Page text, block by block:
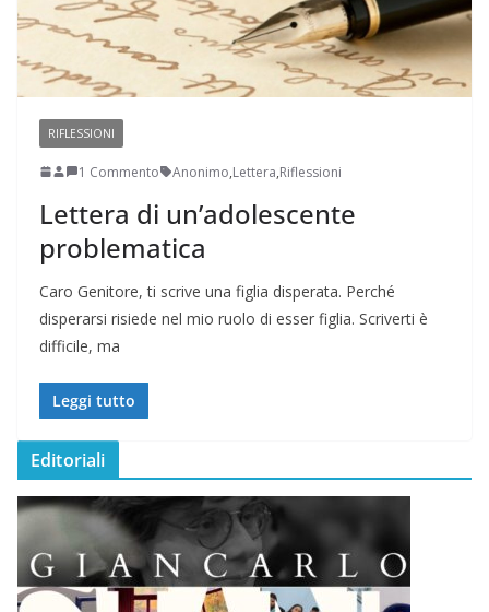
RIFLESSIONI
1 Commento Anonimo,Lettera,Riflessioni
Lettera di un’adolescente
problematica
Caro Genitore, ti scrive una figlia disperata. Perché
disperarsi risiede nel mio ruolo di esser figlia. Scriverti è
difficile, ma
Leggi tutto
Editoriali